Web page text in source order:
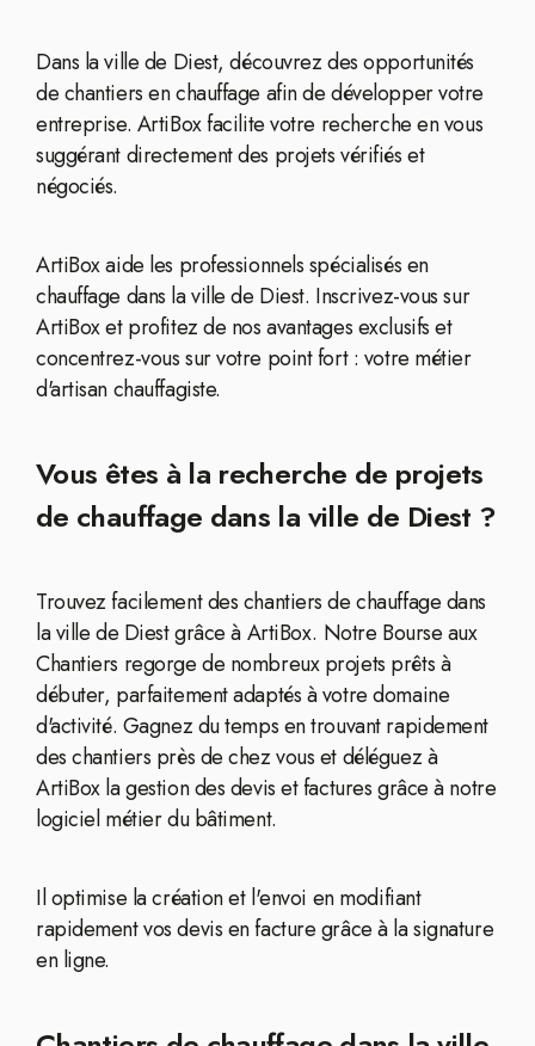
Dans la ville de Diest, découvrez des opportunités
de chantiers en chauffage afin de développer votre
entreprise. ArtiBox facilite votre recherche en vous
suggérant directement des projets vérifiés et
négociés.
ArtiBox aide les professionnels spécialisés en
chauffage dans la ville de Diest. Inscrivez-vous sur
ArtiBox et profitez de nos avantages exclusifs et
concentrez-vous sur votre point fort : votre métier
d'artisan chauffagiste.
Vous êtes à la recherche de projets
de chauffage dans la ville de Diest ?
Trouvez facilement des chantiers de chauffage dans
la ville de Diest grâce à ArtiBox. Notre Bourse aux
Chantiers regorge de nombreux projets prêts à
débuter, parfaitement adaptés à votre domaine
d'activité. Gagnez du temps en trouvant rapidement
des chantiers près de chez vous et déléguez à
ArtiBox la gestion des devis et factures grâce à notre
logiciel métier du bâtiment.
Il optimise la création et l'envoi en modifiant
rapidement vos devis en facture grâce à la signature
en ligne.